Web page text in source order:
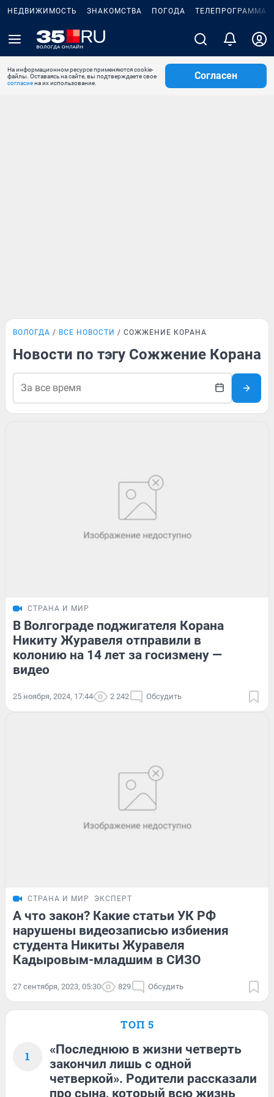
НЕДВИЖИМОСТЬ ЗНАКОМСТВА ПОГОДА ТЕЛЕПРОГРАММА
На информационном ресурсе применяются cookie-
файлы. Оставаясь на сайте, вы подтверждаете свое
согласиена их использование.
Согласен
ВОЛОГДА ВСЕ НОВОСТИ СОЖЖЕНИЕ КОРАНА
Новости по тэгу Сожжение Корана
СТРАНА И МИР
В Волгограде поджигателя Корана
Никиту Журавеля отправили в
колонию на 14 лет за госизмену —
видео
25 ноября, 2024, 17:44 2 242 Обсудить
СТРАНА И МИР ЭКСПЕРТ
А что закон? Какие статьи УК РФ
нарушены видеозаписью избиения
студента Никиты Журавеля
Кадыровым-младшим в СИЗО
27 сентября, 2023, 05:30 829 Обсудить
ТОП 5
1
«Последнюю в жизни четверть
закончил лишь с одной
четверкой». Родители рассказали
про сына, который всю жизнь